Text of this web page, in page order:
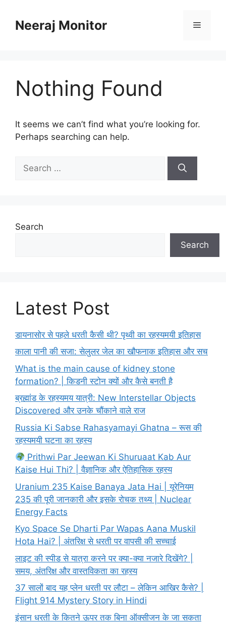
contentNeeraj Monitor Menu
Nothing Found
It seems we can’t find what you’re looking for.
Perhaps searching can help.
for:
Search
Search
Latest Post
डायनासोर से पहले धरती कैसी थी? पृथ्वी का रहस्यमयी इतिहास
काला पानी की सजा: सेलुलर जेल का खौफनाक इतिहास और सच
What is the main cause of kidney stone
formation? | किडनी स्टोन क्यों और कैसे बनती है
ब्रह्मांड के रहस्यमय यात्री: New Interstellar Objects
Discovered और उनके चौंकाने वाले राज
Russia Ki Sabse Rahasyamayi Ghatna – रूस की
रहस्यमयी घटना का रहस्य
Prithwi Par Jeewan Ki Shuruaat Kab Aur
Kaise Hui Thi? | वैज्ञानिक और ऐतिहासिक रहस्य
Uranium 235 Kaise Banaya Jata Hai | यूरेनियम
235 की पूरी जानकारी और इसके रोचक तथ्य | Nuclear
Energy Facts
Kyo Space Se Dharti Par Wapas Aana Muskil
Hota Hai? | अंतरिक्ष से धरती पर वापसी की सच्चाई
लाइट की स्पीड से यात्रा करने पर क्या-क्या नजारे दिखेंगे? |
समय, अंतरिक्ष और वास्तविकता का रहस्य
37 सालों बाद यह प्लेन धरती पर लौटा – लेकिन आखिर कैसे? |
Flight 914 Mystery Story in Hindi
इंसान धरती के कितने ऊपर तक बिना ऑक्सीजन के जा सकता